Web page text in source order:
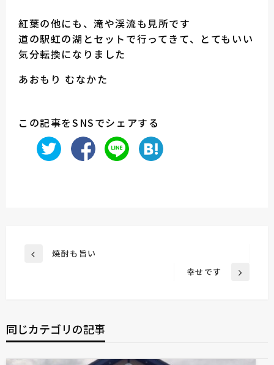
紅葉の他にも、滝や渓流も見所です
道の駅虹の湖とセットで行ってきて、とてもいい
気分転換になりました
あおもり むなかた
この記事をSNSでシェアする
投
ゲ
ー
シ
前
焼酎も旨い
次
幸せです
同じカテゴリの記事